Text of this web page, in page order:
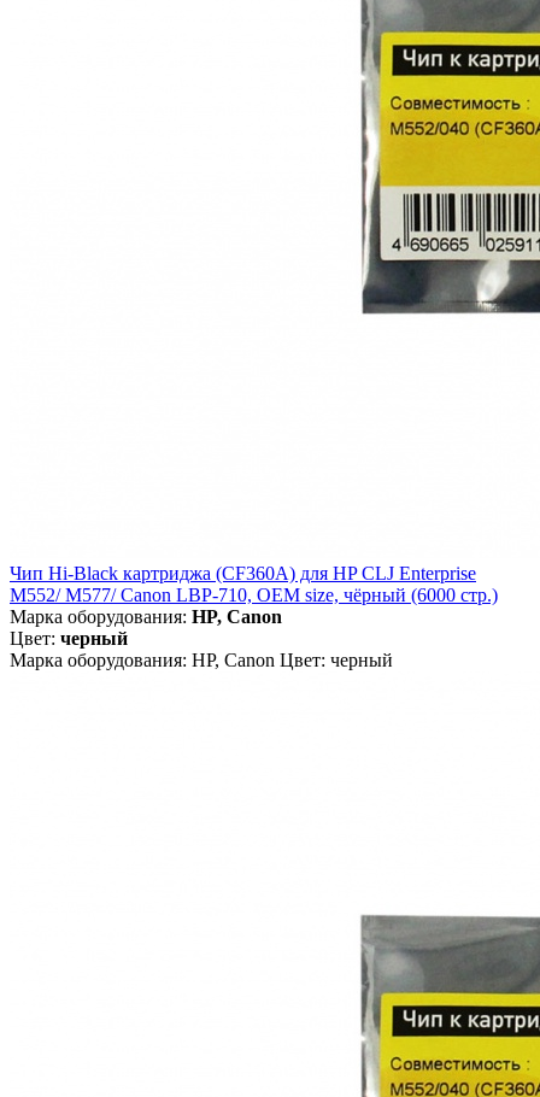
Чип Hi-Black картриджа (CF360A) для HP CLJ Enterprise
M552/ M577/ Canon LBP-710, OEM size, чёрный (6000 стр.)
Марка оборудования: HP, Canon
Цвет: черный
Марка оборудования: HP, Canon Цвет: черный